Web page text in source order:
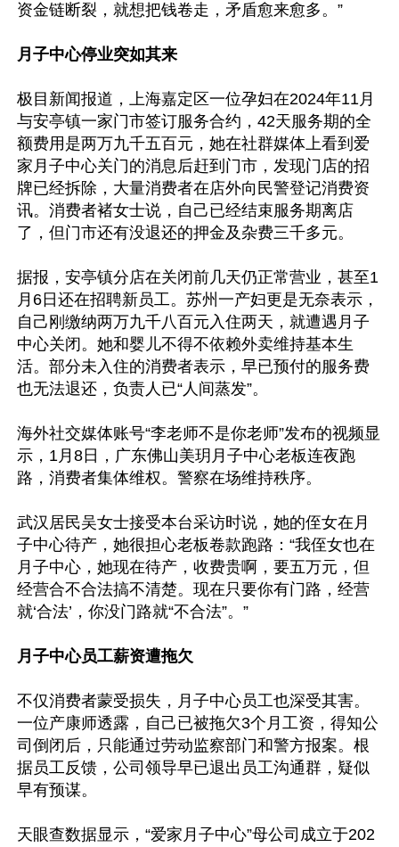
资金链断裂，就想把钱卷走，矛盾愈来愈多。”
月子中心停业突如其来
极目新闻报道，上海嘉定区一位孕妇在2024年11月
与安亭镇一家门市签订服务合约，42天服务期的全
额费用是两万九千五百元，她在社群媒体上看到爱
家月子中心关门的消息后赶到门市，发现门店的招
牌已经拆除，大量消费者在店外向民警登记消费资
讯。消费者褚女士说，自己已经结束服务期离店
了，但门市还有没退还的押金及杂费三千多元。
据报，安亭镇分店在关闭前几天仍正常营业，甚至1
月6日还在招聘新员工。苏州一产妇更是无奈表示，
自己刚缴纳两万九千八百元入住两天，就遭遇月子
中心关闭。她和婴儿不得不依赖外卖维持基本生
活。部分未入住的消费者表示，早已预付的服务费
也无法退还，负责人已“人间蒸发”。
海外社交媒体账号“李老师不是你老师”发布的视频显
示，1月8日，广东佛山美玥月子中心老板连夜跑
路，消费者集体维权。警察在场维持秩序。
武汉居民吴女士接受本台采访时说，她的侄女在月
子中心待产，她很担心老板卷款跑路：“我侄女也在
月子中心，她现在待产，收费贵啊，要五万元，但
经营合不合法搞不清楚。现在只要你有门路，经营
就‘合法’，你没门路就“不合法”。”
月子中心员工薪资遭拖欠
不仅消费者蒙受损失，月子中心员工也深受其害。
一位产康师透露，自己已被拖欠3个月工资，得知公
司倒闭后，只能通过劳动监察部门和警方报案。根
据员工反馈，公司领导早已退出员工沟通群，疑似
早有预谋。
天眼查数据显示，“爱家月子中心”母公司成立于202